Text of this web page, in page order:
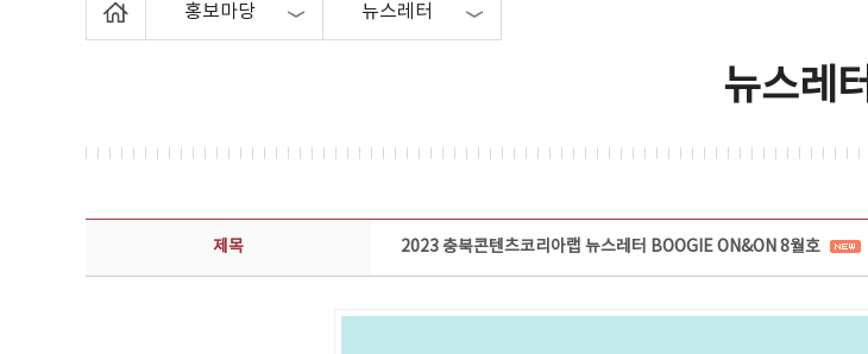
홍보마당 뉴스레터
뉴스레터
뉴스레터 상세보기 - 제목, 담당부서, 담당자, 담당연락처, 내용, 첨부파일 정보 제공
제목 2023 충북콘텐츠코리아랩 뉴스레터 BOOGIE ON&ON 8월호